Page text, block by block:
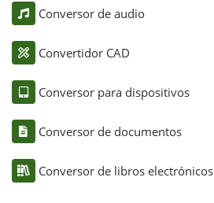
Conversor de audio
Convertidor CAD
Conversor para dispositivos
Conversor de documentos
Conversor de libros electrónicos